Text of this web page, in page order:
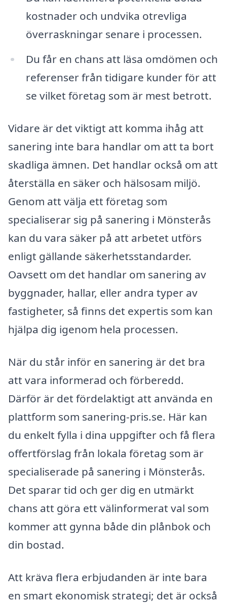
kostnader och undvika otrevliga
överraskningar senare i processen.
Du får en chans att läsa omdömen och
referenser från tidigare kunder för att
se vilket företag som är mest betrott.
Vidare är det viktigt att komma ihåg att
sanering inte bara handlar om att ta bort
skadliga ämnen. Det handlar också om att
återställa en säker och hälsosam miljö.
Genom att välja ett företag som
specialiserar sig på sanering i Mönsterås
kan du vara säker på att arbetet utförs
enligt gällande säkerhetsstandarder.
Oavsett om det handlar om sanering av
byggnader, hallar, eller andra typer av
fastigheter, så finns det expertis som kan
hjälpa dig igenom hela processen.
När du står inför en sanering är det bra
att vara informerad och förberedd.
Därför är det fördelaktigt att använda en
plattform som sanering-pris.se. Här kan
du enkelt fylla i dina uppgifter och få flera
offertförslag från lokala företag som är
specialiserade på sanering i Mönsterås.
Det sparar tid och ger dig en utmärkt
chans att göra ett välinformerat val som
kommer att gynna både din plånbok och
din bostad.
Att kräva flera erbjudanden är inte bara
en smart ekonomisk strategi; det är också